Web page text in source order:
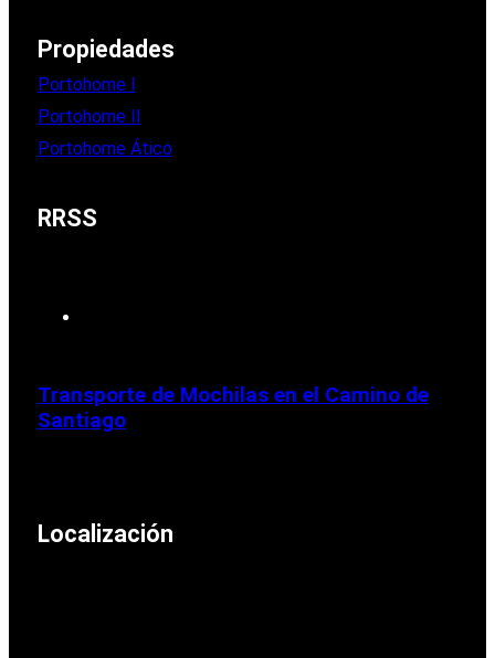
Propiedades
Portohome I
Portohome II
Portohome Ático
RRSS
Transporte de Mochilas en el Camino de
Santiago
Localización